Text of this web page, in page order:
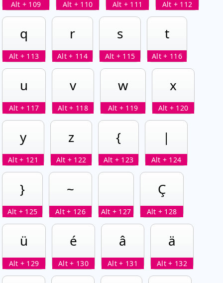
Alt + 109 Alt + 110 Alt + 111 Alt + 112
q
Alt + 113
r
Alt + 114
s
Alt + 115
t
Alt + 116
u
Alt + 117
v
Alt + 118
w
Alt + 119
x
Alt + 120
y
Alt + 121
z
Alt + 122
{
Alt + 123
|
Alt + 124
}
Alt + 125
~
Alt + 126 Alt + 127
Ç
Alt + 128
ü
Alt + 129
é
Alt + 130
â
Alt + 131
ä
Alt + 132